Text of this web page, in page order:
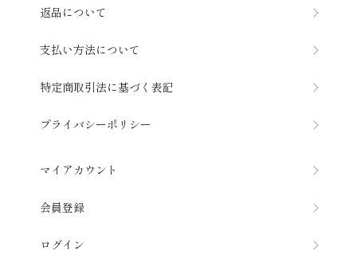
返品について
支払い方法について
特定商取引法に基づく表記
プライバシーポリシー
マイアカウント
会員登録
ログイン